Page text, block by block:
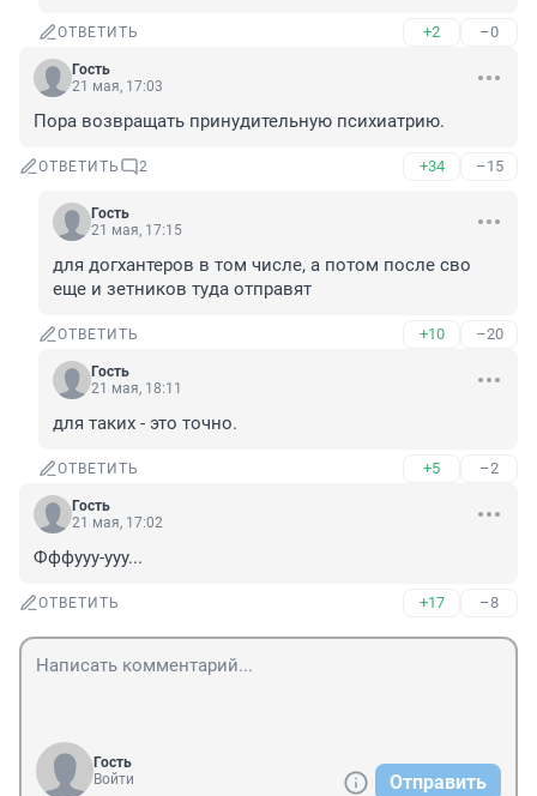
ОТВЕТИТЬ +2 –0
Гость
21 мая, 17:03
Пора возвращать принудительную психиатрию.
ОТВЕТИТЬ 2 +34 –15
Гость
21 мая, 17:15
для догхантеров в том числе, а потом после сво
еще и зетников туда отправят
ОТВЕТИТЬ +10 –20
Гость
21 мая, 18:11
для таких - это точно.
ОТВЕТИТЬ +5 –2
Гость
21 мая, 17:02
Фффууу-ууу...
ОТВЕТИТЬ +17 –8
Гость
Войти
Отправить